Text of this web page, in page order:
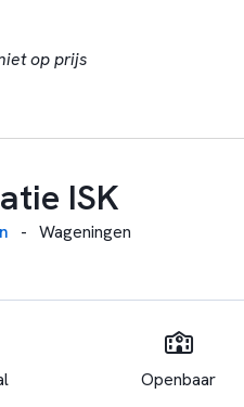
op prijs
ISK
- Wageningen
Openbaar